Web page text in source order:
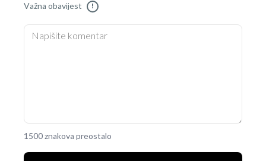
Važna obavijest !
1500 znakova preostalo